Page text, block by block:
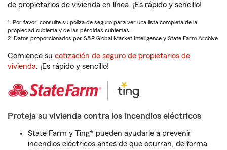
de propietarios de vivienda en línea. ¡Es rápido y sencillo!
1. Por favor, consulte su póliza de seguro para ver una lista completa de la
propiedad cubierta y de las pérdidas cubiertas.
2. Datos proporcionados por S&P Global Market Intelligence y State Farm Archive.
Comience su cotización de seguro de propietarios de
vivienda. ¡Es rápido y sencillo!
Proteja su vivienda contra los incendios eléctricos
State Farm y Ting* pueden ayudarle a prevenir
incendios eléctricos antes de que ocurran, de forma